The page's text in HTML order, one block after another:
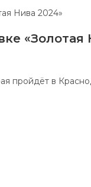
Нива 2024»
«Золотая
пройдёт в